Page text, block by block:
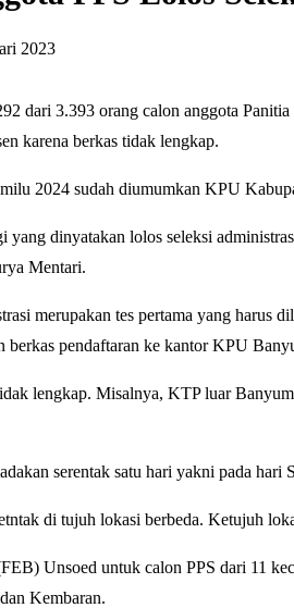
2023
dari 3.393 orang calon anggota
karena berkas tidak lengkap.
2024 sudah diumumkan KPU
yang dinyatakan lolos seleksi
Mentari.
merupakan tes pertama yang harus
berkas pendaftaran ke kantor KPU
lengkap. Misalnya, KTP luar
serentak satu hari yakni pada
di tujuh lokasi berbeda. Ketujuh
Unsoed untuk calon PPS dari 11
Kembaran.